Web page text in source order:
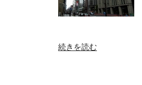
“フ
続きを読む